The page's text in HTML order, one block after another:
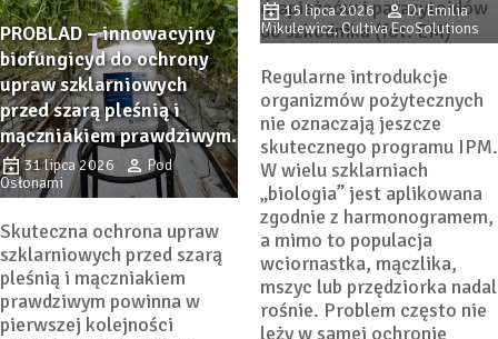
PROBLAD – innowacyjny
biofungicyd do ochrony
upraw szklarniowych
przed szarą pleśnią i
mączniakiem prawdziwym.
31 lipca 2026
Pod
Osłonami
Skuteczna ochrona upraw
szklarniowych przed szarą
pleśnią i mączniakiem
prawdziwym powinna w
pierwszej kolejności
15 lipca 2026
Dr Emilia
Mikulewicz, Cultiva EcoSolutions
Regularne introdukcje
organizmów pożytecznych
nie oznaczają jeszcze
skutecznego programu IPM.
W wielu szklarniach
„biologia” jest aplikowana
zgodnie z harmonogramem,
a mimo to populacja
wciornastka, mączlika,
mszyc lub przędziorka nadal
rośnie. Problem często nie
leży w samej ochronie